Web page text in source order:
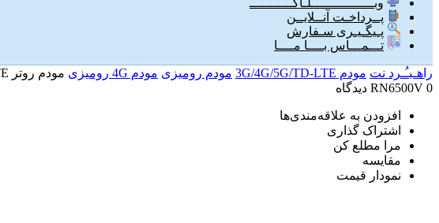
پــرداخـت آنــلایــن
پـیگـیـری سـفارش
تـــمـــاس بــــا مــــا
راهـبـُـرد نت مودم 3G/4G/5G/TD-LTE مودم رومیزی مودم 4G رومیزی
مودم روتر 4G LTE تی پی لینک مدل TL-MR6500v
RN6500V 0 دیدگاه
افزودن به علاقه‌مندی‌ها
اشتراک گذاری
مرا مطلع کن
مقایسه
نمودار قیمت